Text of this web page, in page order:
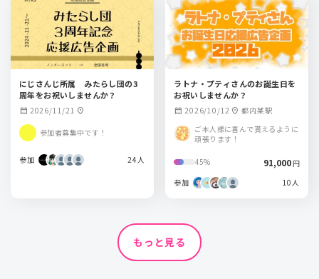
にじさんじ所属 みたらし団の3
周年をお祝いしませんか？
calendar_month 2026/11/21 location_on
参加者募集中です！
参加 24人
ラトナ・プティさんのお誕生日を
お祝いしませんか？
calendar_month 2026/10/12 location_on 都内某駅
ご本人様に喜んで貰えるように
頑張ります！
45% 91,000円
参加
10人
もっと見る